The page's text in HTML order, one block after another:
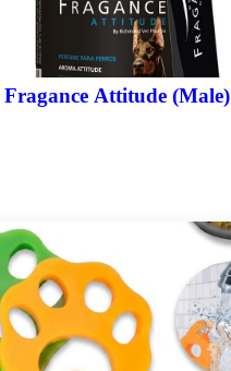
Attitude (Male)